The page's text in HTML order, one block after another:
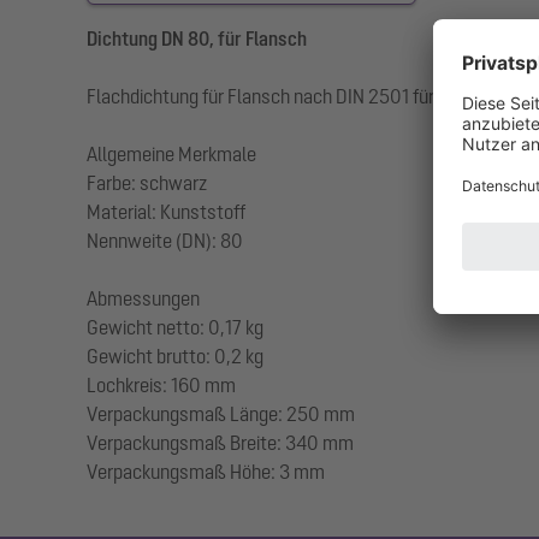
Dichtung DN 80, für Flansch
Flachdichtung für Flansch nach DIN 2501 für
Allgemeine Merkmale
Farbe: schwarz
Material: Kunststoff
Nennweite (DN): 80
Abmessungen
Gewicht netto: 0,17 kg
Gewicht brutto: 0,2 kg
Lochkreis: 160 mm
Verpackungsmaß Länge: 250 mm
Verpackungsmaß Breite: 340 mm